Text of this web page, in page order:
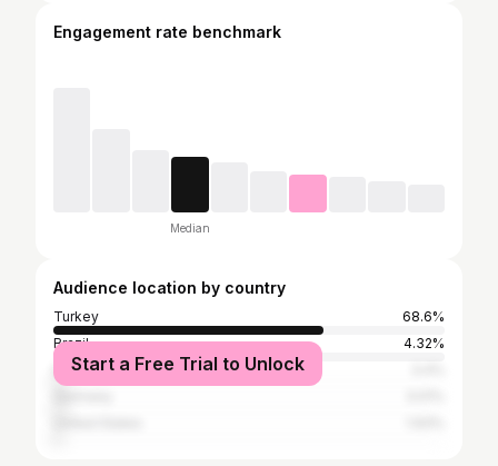
Engagement rate benchmark
Median
Audience location by country
Turkey
68.6%
Brazil
4.32%
IndiaStart a Free Trial to Unlock